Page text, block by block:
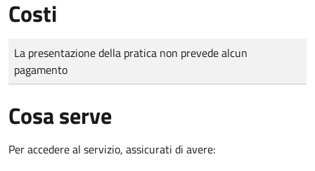
Costi
Tipo di pagamento
Importo
La presentazione della pratica non prevede alcun
pagamento
Cosa serve
Per accedere al servizio, assicurati di avere: